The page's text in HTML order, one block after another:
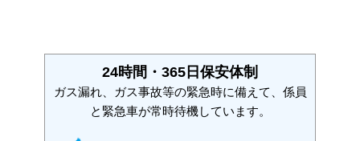
24時間・365日保安体制
ガス漏れ、ガス事故等の緊急時に備えて、係員
と緊急車が常時待機しています。